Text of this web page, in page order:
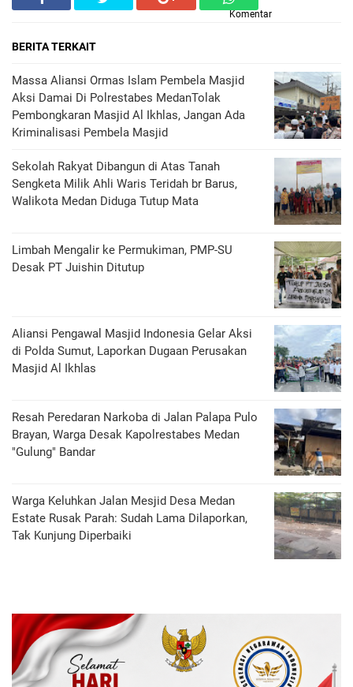
Komentar
BERITA TERKAIT
Massa Aliansi Ormas Islam Pembela Masjid
Aksi Damai Di Polrestabes MedanTolak
Pembongkaran Masjid Al Ikhlas, Jangan Ada
Kriminalisasi Pembela Masjid
Sekolah Rakyat Dibangun di Atas Tanah
Sengketa Milik Ahli Waris Teridah br Barus,
Walikota Medan Diduga Tutup Mata
Limbah Mengalir ke Permukiman, PMP-SU
Desak PT Juishin Ditutup
Aliansi Pengawal Masjid Indonesia Gelar Aksi
di Polda Sumut, Laporkan Dugaan Perusakan
Masjid Al Ikhlas
Resah Peredaran Narkoba di Jalan Palapa Pulo
Brayan, Warga Desak Kapolrestabes Medan
"Gulung" Bandar
Warga Keluhkan Jalan Mesjid Desa Medan
Estate Rusak Parah: Sudah Lama Dilaporkan,
Tak Kunjung Diperbaiki